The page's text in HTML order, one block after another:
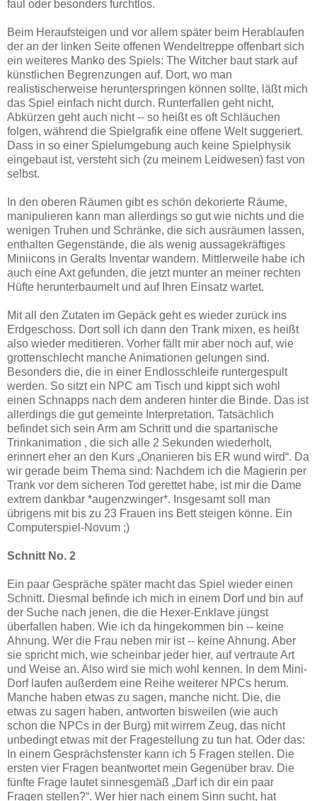
faul oder besonders furchtlos.
Beim Heraufsteigen und vor allem später beim Herablaufen
der an der linken Seite offenen Wendeltreppe offenbart sich
ein weiteres Manko des Spiels: The Witcher baut stark auf
künstlichen Begrenzungen auf. Dort, wo man
realistischerweise herunterspringen können sollte, läßt mich
das Spiel einfach nicht durch. Runterfallen geht nicht,
Abkürzen geht auch nicht -- so heißt es oft Schläuchen
folgen, während die Spielgrafik eine offene Welt suggeriert.
Dass in so einer Spielumgebung auch keine Spielphysik
eingebaut ist, versteht sich (zu meinem Leidwesen) fast von
selbst.
In den oberen Räumen gibt es schön dekorierte Räume,
manipulieren kann man allerdings so gut wie nichts und die
wenigen Truhen und Schränke, die sich ausräumen lassen,
enthalten Gegenstände, die als wenig aussagekräftiges
Miniicons in Geralts Inventar wandern. Mittlerweile habe ich
auch eine Axt gefunden, die jetzt munter an meiner rechten
Hüfte herunterbaumelt und auf Ihren Einsatz wartet.
Mit all den Zutaten im Gepäck geht es wieder zurück ins
Erdgeschoss. Dort soll ich dann den Trank mixen, es heißt
also wieder meditieren. Vorher fällt mir aber noch auf, wie
grottenschlecht manche Animationen gelungen sind.
Besonders die, die in einer Endlosschleife runtergespult
werden. So sitzt ein NPC am Tisch und kippt sich wohl
einen Schnapps nach dem anderen hinter die Binde. Das ist
allerdings die gut gemeinte Interpretation. Tatsächlich
befindet sich sein Arm am Schritt und die spartanische
Trinkanimation , die sich alle 2 Sekunden wiederholt,
erinnert eher an den Kurs „Onanieren bis ER wund wird“. Da
wir gerade beim Thema sind: Nachdem ich die Magierin per
Trank vor dem sicheren Tod gerettet habe, ist mir die Dame
extrem dankbar *augenzwinger*. Insgesamt soll man
übrigens mit bis zu 23 Frauen ins Bett steigen könne. Ein
Computerspiel-Novum ;)
Schnitt No. 2
Ein paar Gespräche später macht das Spiel wieder einen
Schnitt. Diesmal befinde ich mich in einem Dorf und bin auf
der Suche nach jenen, die die Hexer-Enklave jüngst
überfallen haben. Wie ich da hingekommen bin -- keine
Ahnung. Wer die Frau neben mir ist -- keine Ahnung. Aber
sie spricht mich, wie scheinbar jeder hier, auf vertraute Art
und Weise an. Also wird sie mich wohl kennen. In dem Mini-
Dorf laufen außerdem eine Reihe weiterer NPCs herum.
Manche haben etwas zu sagen, manche nicht. Die, die
etwas zu sagen haben, antworten bisweilen (wie auch
schon die NPCs in der Burg) mit wirrem Zeug, das nicht
unbedingt etwas mit der Fragestellung zu tun hat. Oder das:
In einem Gesprächsfenster kann ich 5 Fragen stellen. Die
ersten vier Fragen beantwortet mein Gegenüber brav. Die
fünfte Frage lautet sinnesgemäß „Darf ich dir ein paar
Fragen stellen?“. Wer hier nach einem Sinn sucht, hat